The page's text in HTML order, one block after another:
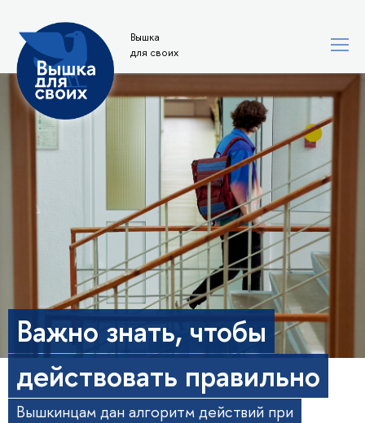
Вышка
для своих
Важно знать, чтобы
действовать правильно
Вышкинцам дан алгоритм действий при